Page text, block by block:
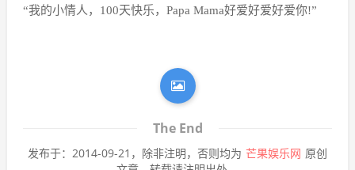
“我的小情人，100天快乐，Papa Mama好爱好爱好爱你!”
The End
发布于：2014-09-21，除非注明，否则均为 芒果娱乐网 原创